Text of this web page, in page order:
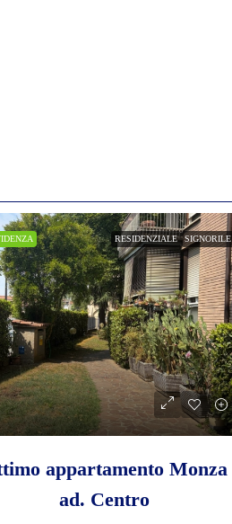
RESIDENZIALE SIGNORILE
appartamento Monza
ad. Centro